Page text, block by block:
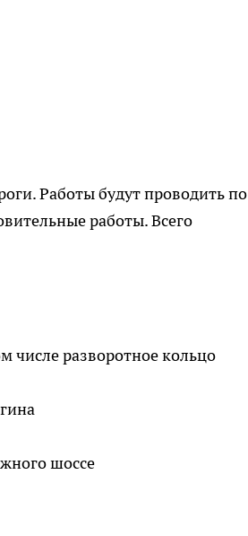
Работы будут проводить по
работы. Всего
числе разворотное кольцо
шоссе